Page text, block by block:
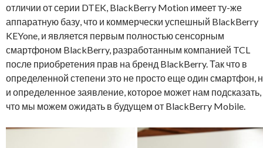
отличии от серии DTEK, BlackBerry Motion имеет ту-же
аппаратную базу, что и коммерчески успешный BlackBerry
KEYone, и является первым полностью сенсорным
смартфоном BlackBerry, разработанным компанией TCL
после приобретения прав на бренд BlackBerry. Так что в
определенной степени это не просто еще один смартфон,
и определенное заявление, которое может нам подсказать,
что мы можем ожидать в будущем от BlackBerry Mobile.